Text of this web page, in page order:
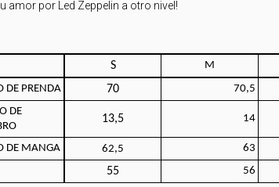
amor por Led Zeppelin a otro nivel!
S M
DE PRENDA
70 70,5
DE
13,5 14
DE MANGA 62,5 63
55 56